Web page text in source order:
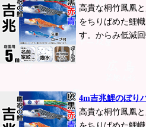
高貴な桐竹鳳凰
をちりばめた鯉
す。からみ低減
4m吉兆鯉のぼり
高貴な桐竹鳳凰